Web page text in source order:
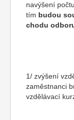
navýšení
tím budou
chodu
1/ zvýšení
zaměstnanci
vzdělávací